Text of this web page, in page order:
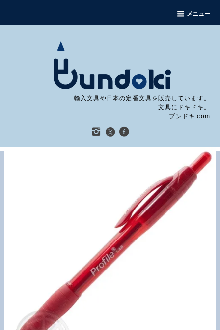
メニュー
輸入文具や日本の定番文具を販売しています。
文具にドキドキ。
ブンドキ.com